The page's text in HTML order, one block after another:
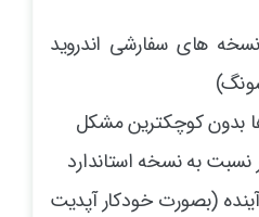
های سفارشی اندروید
بدون کوچکترین مشکل
نسبت به نسخه استاندارد
(بصورت خودکار آپدیت